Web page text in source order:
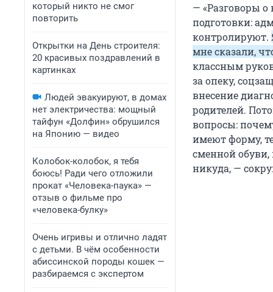
который никто не смог
повторить
Открытки на День строителя:
20 красивых поздравлений в
картинках
Людей эвакуируют, в домах
нет электричества: мощный
тайфун «Долфин» обрушился
на Японию — видео
Колобок-колобок, я тебя
боюсь! Ради чего отложили
прокат «Человека-паука» —
отзыв о фильме про
«человека-булку»
Очень игривы и отлично ладят
с детьми. В чём особенности
абиссинской породы кошек —
разбираемся с экспертом
— «Разговоры
подготовки:
контролируют.
мне сказали,
классным
за опеку,
внесение
родителей.
вопросы:
имеют форму,
сменной обуви,
никуда, —